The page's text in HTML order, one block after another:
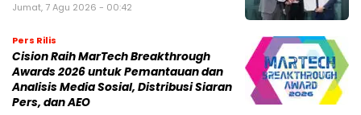
Jumat, 7 Agu 2026 - 00:42
Pers Rilis
Cision Raih MarTech Breakthrough
Awards 2026 untuk Pemantauan dan
Analisis Media Sosial, Distribusi Siaran
Pers, dan AEO